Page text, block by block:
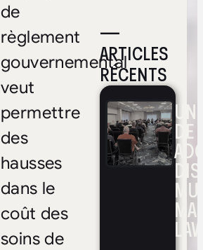
—
ARTICLES
RÉCENTS
DE
de
règlement
gouvernemental
veut
permettre
des
hausses
dans le
coût des
soins de